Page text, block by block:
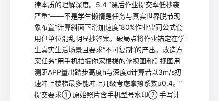
律本质的理解深度。5.4 “课后作业提交率低抄袭
严重”——不是学生懒惰是任务与真实世界脱节现
象布置“计算斜面下滑加速度”80%作业雷同公式套
用但单位混乱明显抄答案。破局点将作业锚定在学
生真实生活场景且要求“不可复制”的产出。改造方
案任务“用手机拍摄你家楼梯的俯视图和侧视图用
测距APP量出踏步高度h与深度d计算若以3m/s初
速冲上楼梯最多能冲上几级考虑摩擦系数μ0.4。”
提交要求① 原始照片含手机型号水印② 手写计